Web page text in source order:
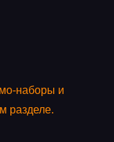
наборы и
разделе.